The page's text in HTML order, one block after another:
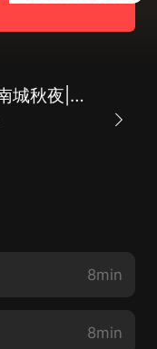
魔法【單播】演播:南城秋夜|異世大陸|穿越|逆襲爽文
8min
8min